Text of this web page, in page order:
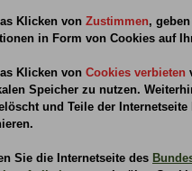
Anmeldung
findet auf den
Klicken von Zustimmen,
in Form von Cookies auf
Klicken von Cookies verbieten
Speicher zu nutzen.
und Teile der
Sie die Internetseite des